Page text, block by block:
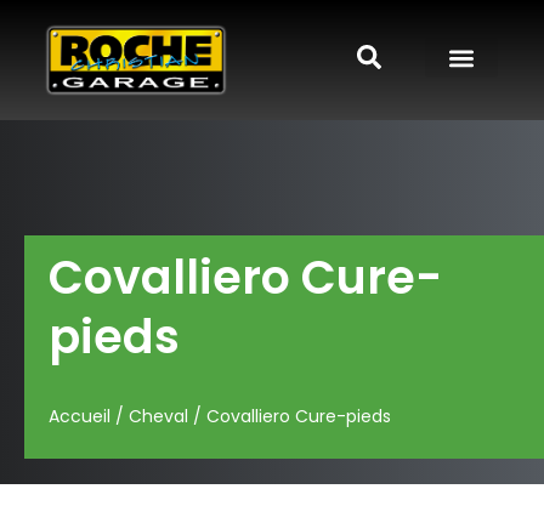
Covalliero Cure-
pieds
Accueil / Cheval / Covalliero Cure-pieds